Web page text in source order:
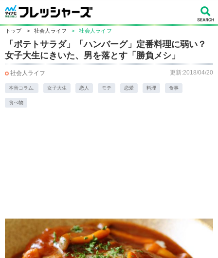
トップ > 社会人ライフ > 社会人ライフ
「ポテトサラダ」「ハンバーグ」定番料理に弱い？
女子大生にきいた、男を落とす「勝負メシ」
社会人ライフ 更新:2018/04/20
本音コラム. 女子大生 恋人 モテ 恋愛 料理 食事
食べ物